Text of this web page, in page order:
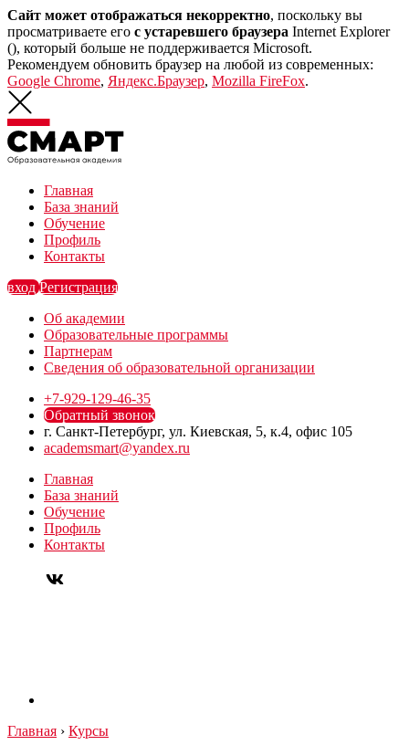
Сайт может отображаться некорректно, поскольку вы
просматриваете его с устаревшего браузера Internet Explorer
(), который больше не поддерживается Microsoft.
Рекомендуем обновить браузер на любой из современных:
Google Chrome, Яндекс.Браузер, Mozilla FireFox.
Главная
База знаний
Обучение
Профиль
Контакты
входРегистрация
Об академии
Образовательные программы
Партнерам
Сведения об образовательной организации
+7-929-129-46-35
Обратный звонок
г. Санкт-Петербург, ул. Киевская, 5, к.4, офис 105
academsmart@yandex.ru
Главная
База знаний
Обучение
Профиль
Контакты
Главная › Курсы